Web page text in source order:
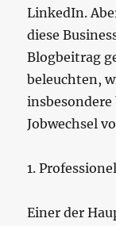
LinkedIn.
diese
Blogbeitrag
beleuchten,
insbesondere
Jobwechsel
1.
Einer der